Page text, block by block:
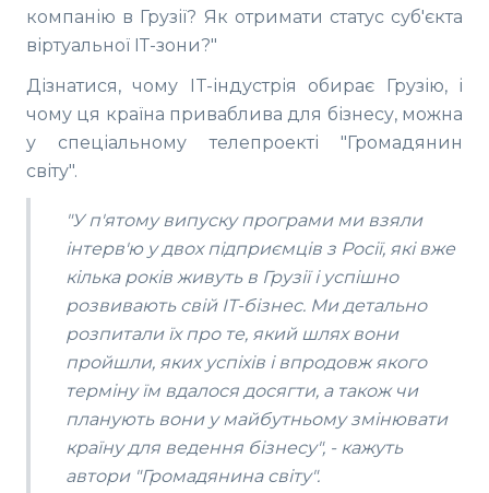
компанію в Грузії? Як отримати статус суб'єкта
віртуальної ІТ-зони?"
Дізнатися, чому IT-індустрія обирає Грузію, і
чому ця країна приваблива для бізнесу, можна
у спеціальному телепроекті "Громадянин
світу".
"У п'ятому випуску програми ми взяли
інтерв'ю у двох підприємців з Росії, які вже
кілька років живуть в Грузії і успішно
розвивають свій ІТ-бізнес. Ми детально
розпитали їх про те, який шлях вони
пройшли, яких успіхів і впродовж якого
терміну їм вдалося досягти, а також чи
планують вони у майбутньому змінювати
країну для ведення бізнесу", - кажуть
автори "Громадянина світу".